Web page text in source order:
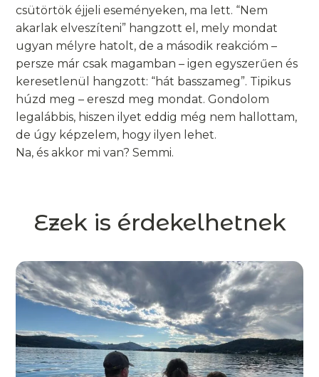
csütörtök éjjeli eseményeken, ma lett. “Nem
akarlak elveszíteni” hangzott el, mely mondat
ugyan mélyre hatolt, de a második reakcióm –
persze már csak magamban – igen egyszerűen és
keresetlenül hangzott: “hát basszameg”. Tipikus
húzd meg – ereszd meg mondat. Gondolom
legalábbis, hiszen ilyet eddig még nem hallottam,
de úgy képzelem, hogy ilyen lehet.
Na, és akkor mi van? Semmi.
Ezek is érdekelhetnek